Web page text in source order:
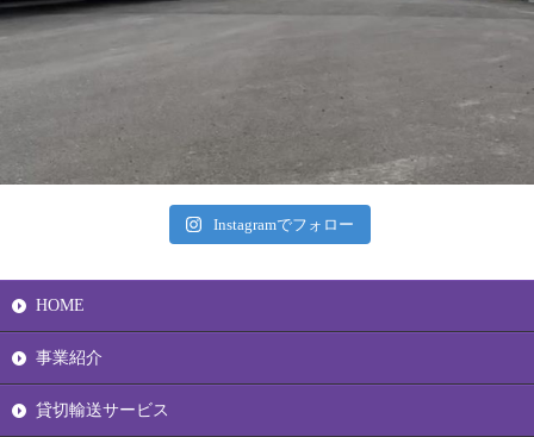
Instagramでフォロー
HOME
事業紹介
貸切輸送サービス